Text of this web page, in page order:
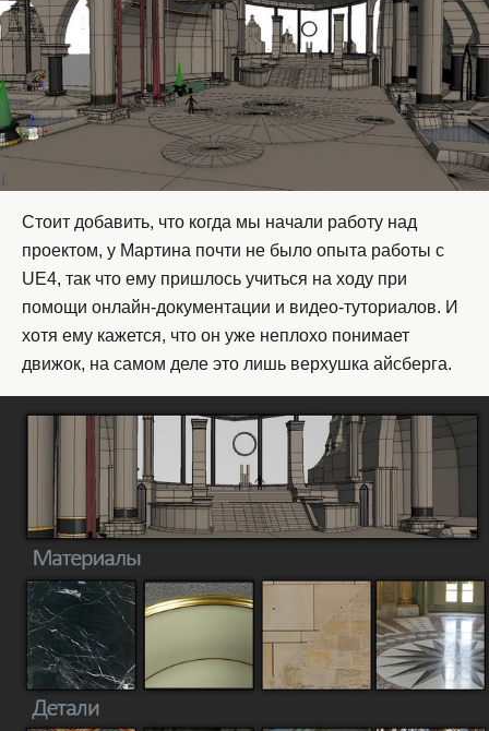
Стоит добавить, что когда мы начали работу над
проектом, у Мартина почти не было опыта работы с
UE4, так что ему пришлось учиться на ходу при
помощи онлайн-документации и видео-туториалов. И
хотя ему кажется, что он уже неплохо понимает
движок, на самом деле это лишь верхушка айсберга.